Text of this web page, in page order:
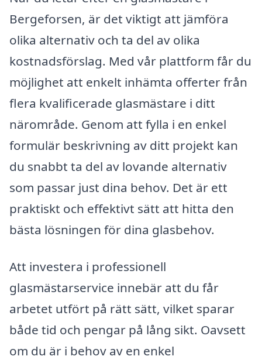
Bergeforsen, är det viktigt att jämföra
olika alternativ och ta del av olika
kostnadsförslag. Med vår plattform får du
möjlighet att enkelt inhämta offerter från
flera kvalificerade glasmästare i ditt
närområde. Genom att fylla i en enkel
formulär beskrivning av ditt projekt kan
du snabbt ta del av lovande alternativ
som passar just dina behov. Det är ett
praktiskt och effektivt sätt att hitta den
bästa lösningen för dina glasbehov.
Att investera i professionell
glasmästarservice innebär att du får
arbetet utfört på rätt sätt, vilket sparar
både tid och pengar på lång sikt. Oavsett
om du är i behov av en enkel